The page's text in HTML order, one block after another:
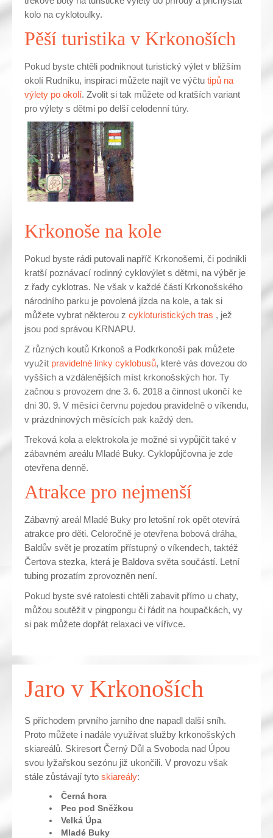
kolo na cyklotoulky.
Pěší turistika v Krkonoších
Pokud byste chtěli podniknout turistický výlet v bližším
okolí Rudníku, inspiraci můžete najít ve výčtu tipů na
výlety po okolí. Zvolit si tak můžete od kratších variant
pro výlety s dětmi po delší celodenní túry.
Krkonoše na kole
Pokud byste rádi putovali napříč Krkonošemi, či podnikli
kratší poznávací rodinný cyklovýlet s dětmi, na výběr je
z řady cyklotras. Ne však v každé části Krkonošského
národního parku je povolená jízda na kole, a tak si
můžete vybrat některou z cykloturistických tras , jež
jsou pod správou KRNAPU.
Z různých koutů Krkonoš a Podkrkonoší pak můžete
využít pravidelné linky cyklobusů, které vás dovezou do
vyšších a vzdálenějších míst krkonošských hor. Ty
začnou s provozem dne 3. 6. 2018 a činnost ukončí ke
dni 30. 9. V měsíci červnu pojedou pravidelně o víkendu,
v prázdninových měsících pak každý den.
Treková kola a elektrokola je možné si vypůjčit také v
zábavném areálu Mladé Buky. Cyklopůjčovna je zde
otevřena denně.
Atrakce pro nejmenší
Zábavný areál Mladé Buky pro letošní rok opět otevírá
atrakce pro děti. Celoročně je otevřena bobová dráha,
Baldův svět je prozatím přístupný o víkendech, taktéž
Čertova stezka, která je Baldova světa součástí. Letní
tubing prozatím zprovozněn není.
Pokud byste své ratolesti chtěli zabavit přímo u chaty,
můžou soutěžit v pingpongu či řádit na houpačkách, vy
si pak můžete dopřát relaxaci ve vířivce.
Jaro v Krkonoších
S příchodem prvního jarního dne napadl další sníh.
Proto můžete i nadále využívat služby krkonošských
skiareálů. Skiresort Černý Důl a Svoboda nad Úpou
svou lyžařskou sezónu již ukončili. V provozu však
stále zůstávají tyto skiareály:
Černá hora
Pec pod Sněžkou
Velká Úpa
Mladé Buky